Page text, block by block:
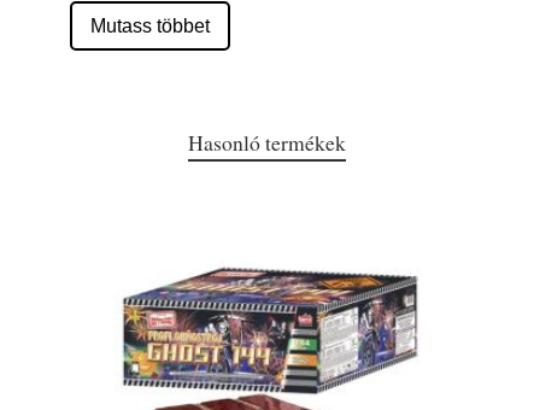
Mutass többet
Hasonló termékek